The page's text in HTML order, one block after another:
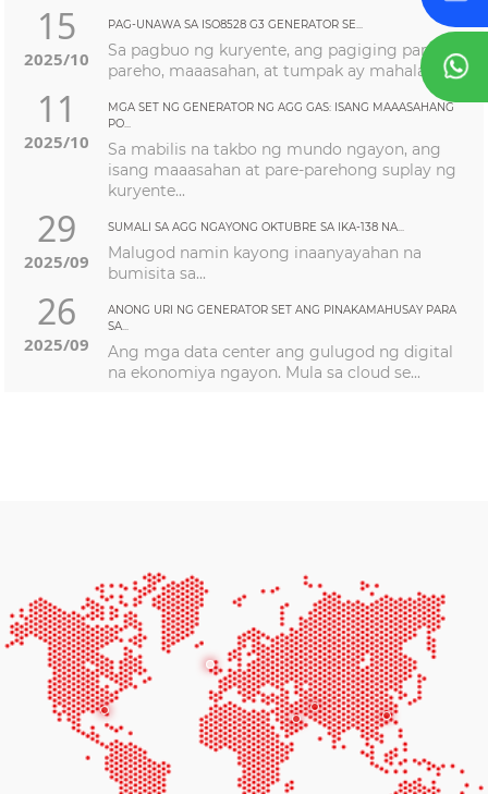
15
2025/10
PAG-UNAWA SA ISO8528 G3 GENERATOR SE...
Sa pagbuo ng kuryente, ang pagiging pare-
pareho, maaasahan, at tumpak ay mahalaga,...
11
2025/10
MGA SET NG GENERATOR NG AGG GAS: ISANG MAAASAHANG
PO...
Sa mabilis na takbo ng mundo ngayon, ang
isang maaasahan at pare-parehong suplay ng
kuryente...
29
2025/09
SUMALI SA AGG NGAYONG OKTUBRE SA IKA-138 NA...
Malugod namin kayong inaanyayahan na
bumisita sa...
26
2025/09
ANONG URI NG GENERATOR SET ANG PINAKAMAHUSAY PARA
SA...
Ang mga data center ang gulugod ng digital
na ekonomiya ngayon. Mula sa cloud se...